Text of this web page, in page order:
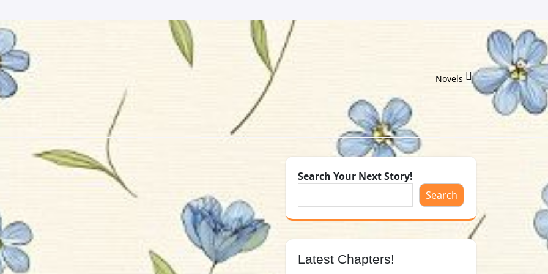
Novels
Search Your Next Story!
Search
Latest Chapters!